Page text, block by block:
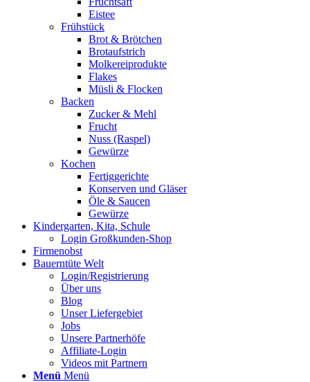
Eistee
Frühstück
Brot & Brötchen
Brotaufstrich
Molkereiprodukte
Flakes
Müsli & Flocken
Backen
Zucker & Mehl
Frucht
Nuss (Raspel)
Gewürze
Kochen
Fertiggerichte
Konserven und Gläser
Öle & Saucen
Gewürze
Kindergarten, Kita, Schule
Login Großkunden-Shop
Firmenobst
Bauerntüte Welt
Login/Registrierung
Über uns
Blog
Unser Liefergebiet
Jobs
Unsere Partnerhöfe
Affiliate-Login
Videos mit Partnern
Menü Menü